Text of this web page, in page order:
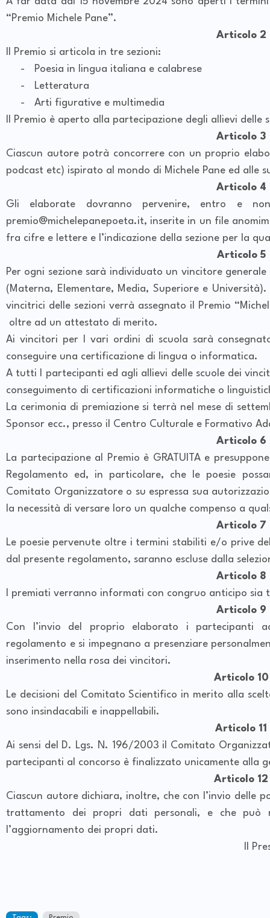
“Premio Michele Pane”.
Articolo 2
Il Premio si articola in tre sezioni:
-
Poesia in lingua italiana e calabrese
-
Letteratura
-
Arti figurative e multimedia
Il Premio è aperto alla partecipazione degli allievi
Articolo 3
Ciascun autore potrà concorrere con un proprio
podcast etc) ispirato al mondo di Michele Pane ed alle
Articolo 4
Gli elaborate dovranno pervenire, entro e
premio@michelepanepoeta.it, inserite in un file
fra cifre e lettere e l’indicazione della sezione per la
Articolo 5
Per ogni sezione sarà individuato un vincitore
(Materna, Elementare, Media, Superiore e
vincitrici delle sezioni verrà assegnato il Premio
oltre ad un attestato di merito.
Ai vincitori per I vari ordini di scuola sarà
conseguire una certificazione di lingua o informatica.
A tutti I partecipanti ed agli allievi delle scuole dei
conseguimento di certificazioni informatiche o
La cerimonia di premiazione si terrà nel mese di
Sponsor ecc., presso il Centro Culturale e Formativo
Articolo 6
La partecipazione al Premio è GRATUITA e
Regolamento ed, in particolare, che le poesie
Comitato Organizzatore o su espressa sua
la necessità di versare loro un qualche compenso a
Articolo 7
Le poesie pervenute oltre i termini stabiliti e/o prive
dal presente regolamento, saranno escluse dalla
Articolo 8
I premiati verranno informati con congruo anticipo
Articolo 9
Con l’invio del proprio elaborato i partecipanti
regolamento e si impegnano a presenziare
inserimento nella rosa dei vincitori.
Articolo 10
Le decisioni del Comitato Scientifico in merito alla
sono insindacabili e inappellabili.
Articolo 11
Ai sensi del D. Lgs. N. 196/2003 il Comitato
partecipanti al concorso è finalizzato unicamente alla
Articolo 12
Ciascun autore dichiara, inoltre, che con l’invio delle
trattamento dei propri dati personali, e che può
l’aggiornamento dei propri dati.
Il Presidente